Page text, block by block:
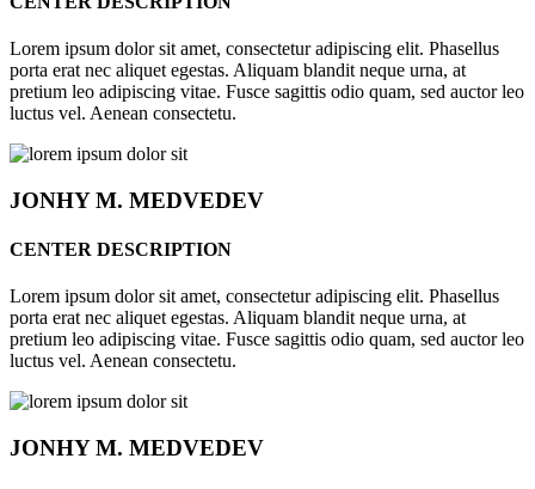
Lorem ipsum dolor sit amet, consectetur adipiscing elit. Phasellus
porta erat nec aliquet egestas. Aliquam blandit neque urna, at
pretium leo adipiscing vitae. Fusce sagittis odio quam, sed auctor leo
luctus vel. Aenean consectetu.
JONHYM. MEDVEDEV
CENTER DESCRIPTION
Lorem ipsum dolor sit amet, consectetur adipiscing elit. Phasellus
porta erat nec aliquet egestas. Aliquam blandit neque urna, at
pretium leo adipiscing vitae. Fusce sagittis odio quam, sed auctor leo
luctus vel. Aenean consectetu.
JONHYM. MEDVEDEV